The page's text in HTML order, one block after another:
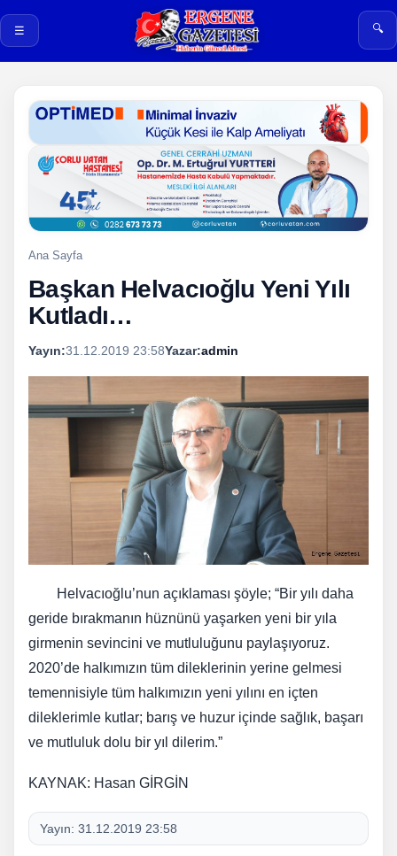
☰ 🔍
Ana Sayfa
Başkan Helvacıoğlu Yeni Yılı
Kutladı…
Yayın:31.12.2019 23:58Yazar:admin
Helvacıoğlu’nun açıklaması şöyle; “Bir yılı daha
geride bırakmanın hüznünü yaşarken yeni bir yıla
girmenin sevincini ve mutluluğunu paylaşıyoruz.
2020’de halkımızın tüm dileklerinin yerine gelmesi
temennisiyle tüm halkımızın yeni yılını en içten
dileklerimle kutlar; barış ve huzur içinde sağlık, başarı
ve mutluluk dolu bir yıl dilerim.”
KAYNAK: Hasan GİRGİN
Yayın: 31.12.2019 23:58